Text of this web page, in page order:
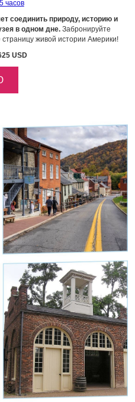
часов
соединить природу, историю и
в одном дне. Забронируйте
живой истории Америки!
USD